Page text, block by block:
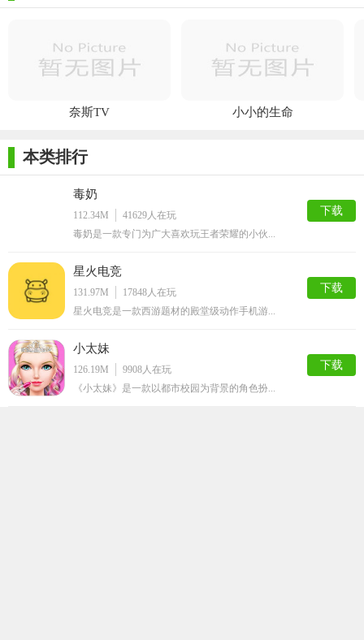
奈斯TV 小小的生命
本类排行
毒奶
112.34M 41629人在玩
毒奶是一款专门为广大喜欢玩王者荣耀的小伙...
下载
星火电竞
131.97M 17848人在玩
星火电竞是一款西游题材的殿堂级动作手机游...
下载
小太妹
126.19M 9908人在玩
《小太妹》是一款以都市校园为背景的角色扮...
下载